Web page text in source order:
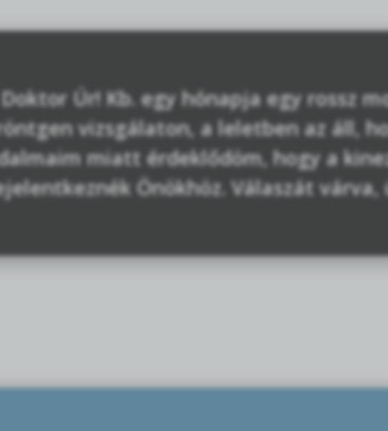
Úr! Kb. egy hónapja egy rossz
vizsgálaton, a leletben az áll,
miatt érdeklődöm, hogy a
Önökhöz. Válaszát